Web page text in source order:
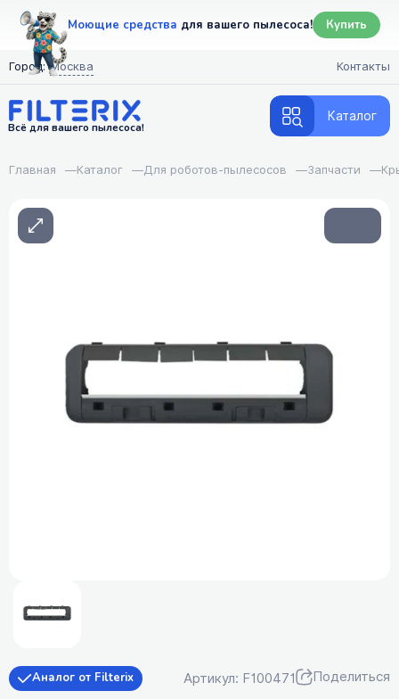
Моющие средства для вашего пылесоса! Купить
Город: Москва Контакты
Всё для вашего пылесоса!
Каталог
Главная —Каталог —Для роботов-пылесосов —Запчасти —
Аналог от Filterix Артикул: F100471 Поделиться